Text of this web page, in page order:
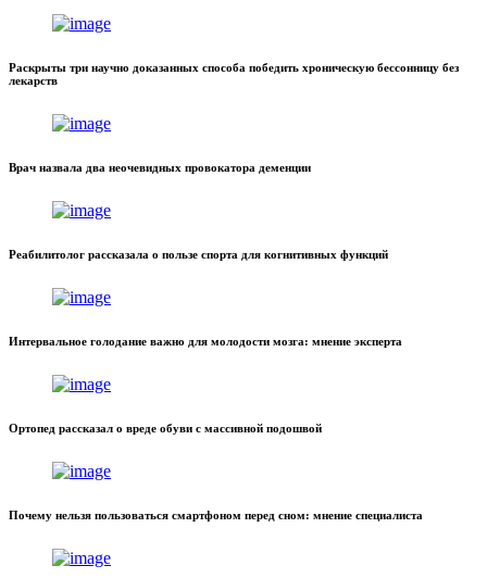
Раскрыты три научно доказанных способа победить хроническую бессонницу без
лекарств
Врач назвала два неочевидных провокатора деменции
Реабилитолог рассказала о пользе спорта для когнитивных функций
Интервальное голодание важно для молодости мозга: мнение эксперта
Ортопед рассказал о вреде обуви с массивной подошвой
Почему нельзя пользоваться смартфоном перед сном: мнение специалиста